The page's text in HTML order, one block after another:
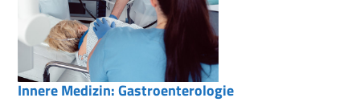
Innere Medizin: Gastroenterologie